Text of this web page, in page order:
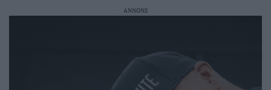
ANNONS